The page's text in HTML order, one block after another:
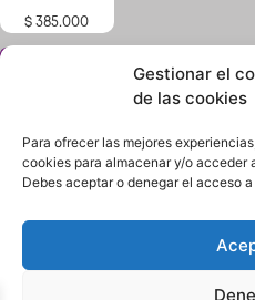
Gestionar el
de las cookies
Para ofrecer las mejores
cookies para almacenar y/o acceder
Debes aceptar o denegar el acceso
$ 385.000
¿No encuentras lo que buscas?
click aquí y en 24 horas o menos te lo